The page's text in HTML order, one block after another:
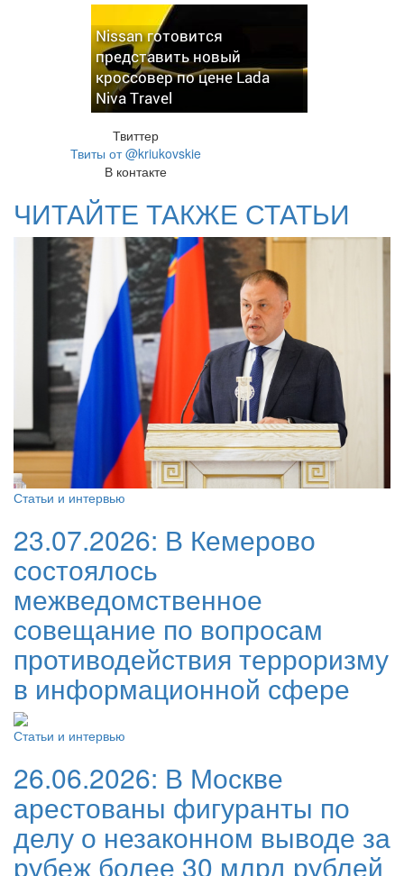
Nissan готовится
представить новый
кроссовер по цене Lada
Niva Travel
Твиттер
Твиты от @kriukovskie
В контакте
ЧИТАЙТЕ ТАКЖЕ СТАТЬИ
Статьи и интервью
23.07.2026: В Кемерово
состоялось
межведомственное
совещание по вопросам
противодействия терроризму
в информационной сфере
Статьи и интервью
26.06.2026: В Москве
арестованы фигуранты по
делу о незаконном выводе за
рубеж более 30 млрд рублей